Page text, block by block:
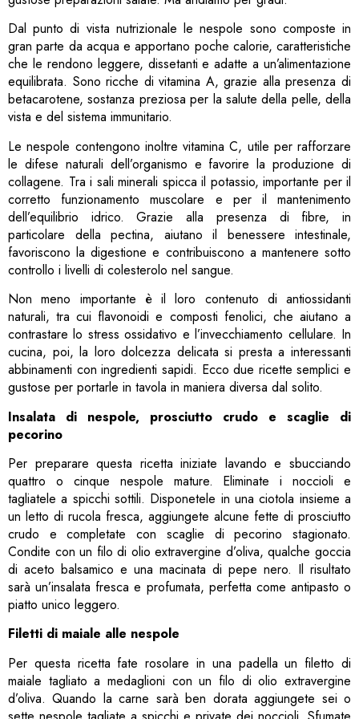
Dal punto di vista nutrizionale le nespole sono composte in
gran parte da acqua e apportano poche calorie, caratteristiche
che le rendono leggere, dissetanti e adatte a un’alimentazione
equilibrata. Sono ricche di vitamina A, grazie alla presenza di
betacarotene, sostanza preziosa per la salute della pelle, della
vista e del sistema immunitario.
Le nespole contengono inoltre vitamina C, utile per rafforzare
le difese naturali dell’organismo e favorire la produzione di
collagene. Tra i sali minerali spicca il potassio, importante per il
corretto funzionamento muscolare e per il mantenimento
dell’equilibrio idrico. Grazie alla presenza di fibre, in
particolare della pectina, aiutano il benessere intestinale,
favoriscono la digestione e contribuiscono a mantenere sotto
controllo i livelli di colesterolo nel sangue.
Non meno importante è il loro contenuto di antiossidanti
naturali, tra cui flavonoidi e composti fenolici, che aiutano a
contrastare lo stress ossidativo e l’invecchiamento cellulare. In
cucina, poi, la loro dolcezza delicata si presta a interessanti
abbinamenti con ingredienti sapidi. Ecco due ricette semplici e
gustose per portarle in tavola in maniera diversa dal solito.
Insalata di nespole, prosciutto crudo e scaglie di
pecorino
Per preparare questa ricetta iniziate lavando e sbucciando
quattro o cinque nespole mature. Eliminate i noccioli e
tagliatele a spicchi sottili. Disponetele in una ciotola insieme a
un letto di rucola fresca, aggiungete alcune fette di prosciutto
crudo e completate con scaglie di pecorino stagionato.
Condite con un filo di olio extravergine d’oliva, qualche goccia
di aceto balsamico e una macinata di pepe nero. Il risultato
sarà un’insalata fresca e profumata, perfetta come antipasto o
piatto unico leggero.
Filetti di maiale alle nespole
Per questa ricetta fate rosolare in una padella un filetto di
maiale tagliato a medaglioni con un filo di olio extravergine
d’oliva. Quando la carne sarà ben dorata aggiungete sei o